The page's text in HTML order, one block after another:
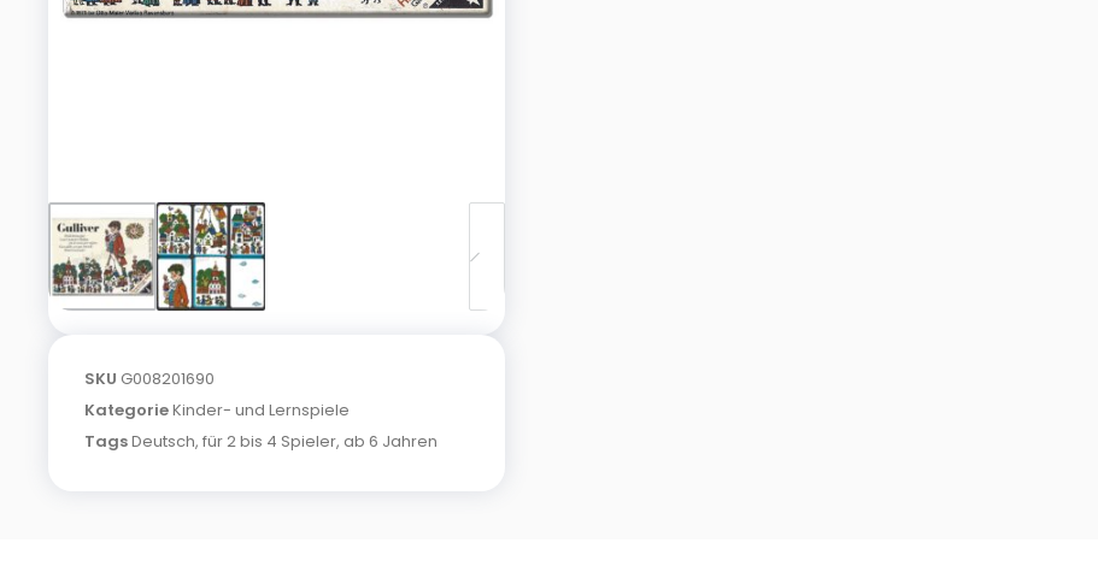
SKU G008201690
KategorieKinder- und Lernspiele
TagsDeutsch, für 2 bis 4 Spieler, ab 6 Jahren